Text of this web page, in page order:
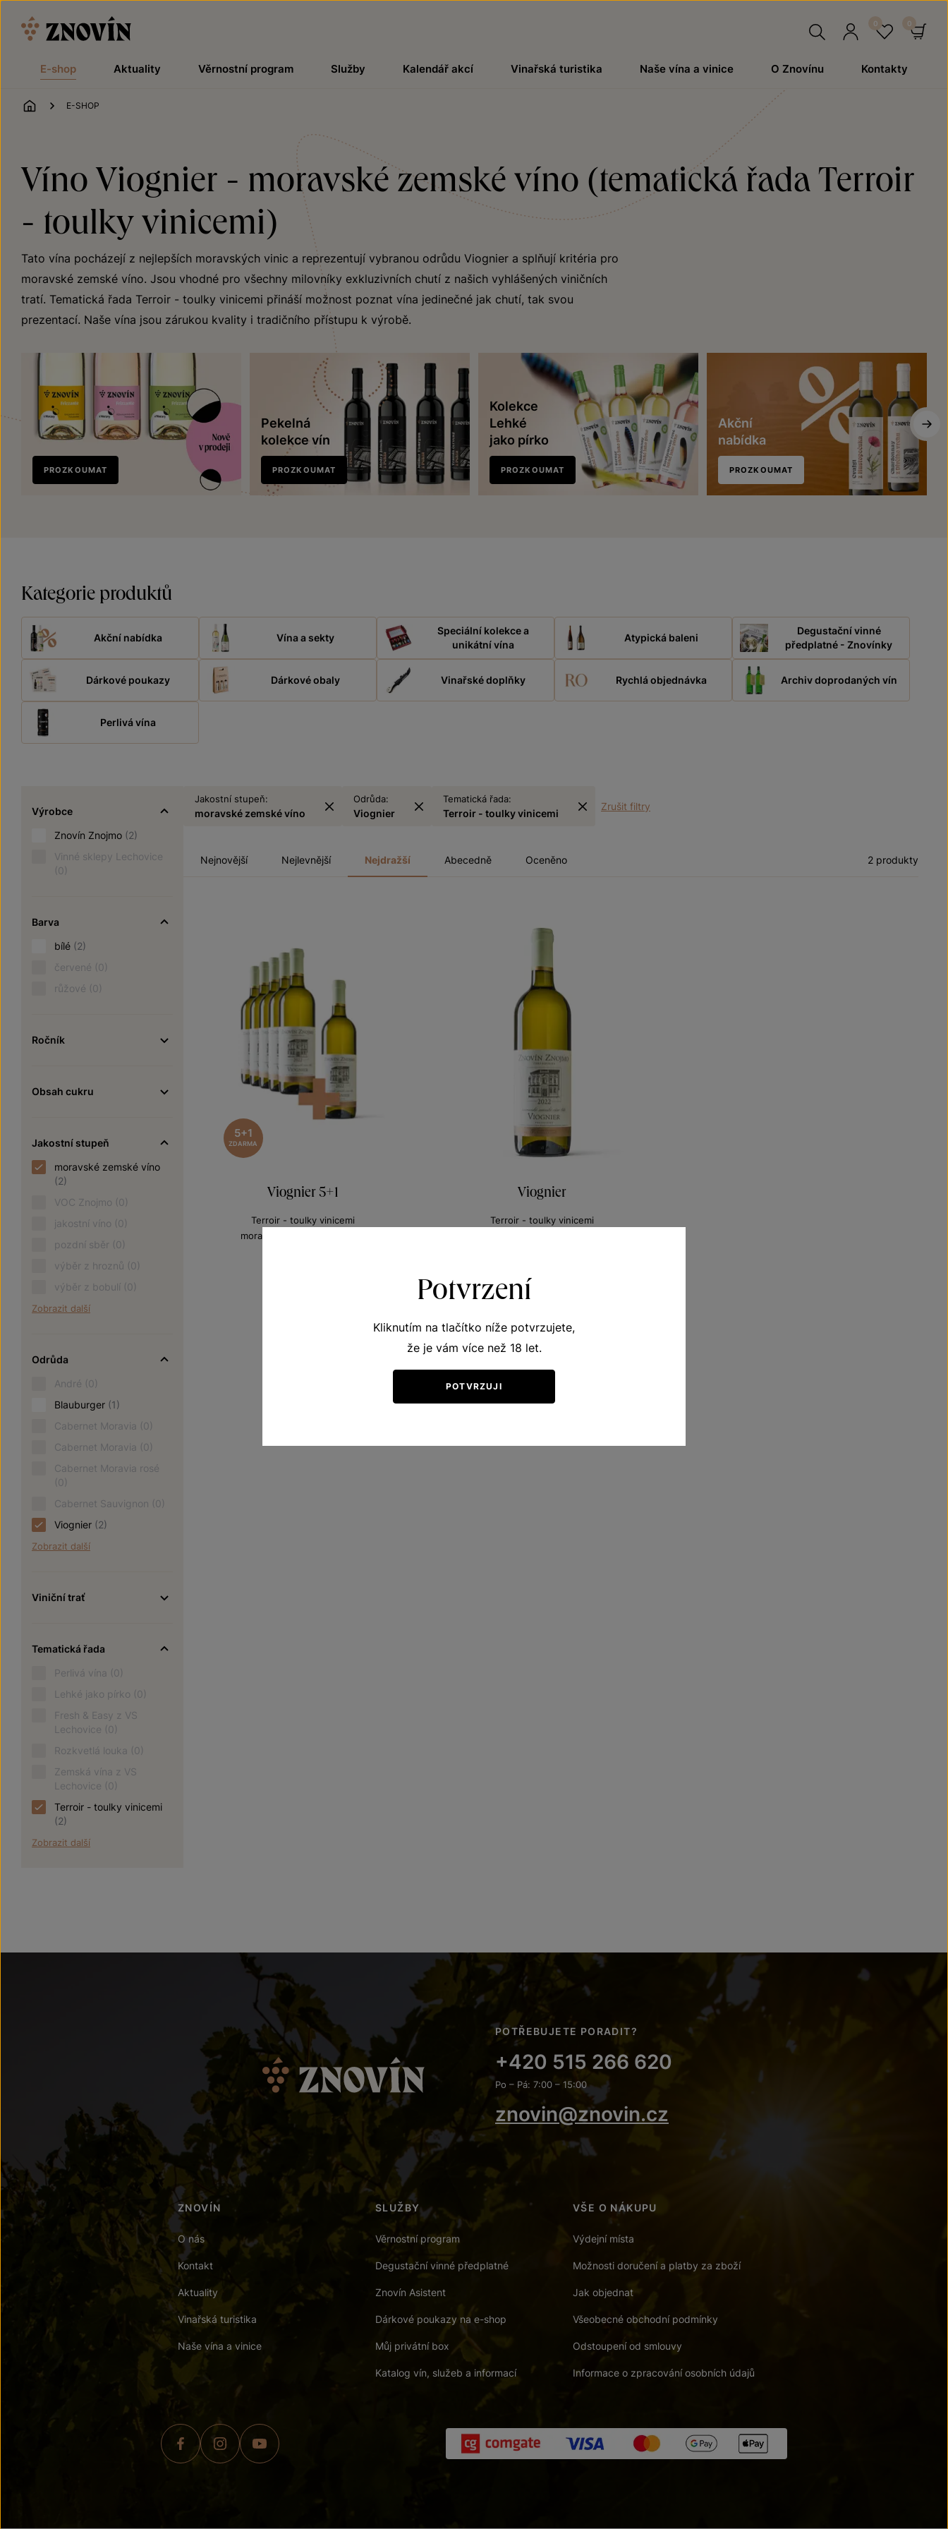
E-shop Aktuality Věrnostní program Služby Kalendář akcí Vinařská turistika Naše vína a vinice O Znovínu Kontakty
ÚVOD
E-SHOP
Víno Viognier - moravské zemské víno (tematická řada Terroir
- toulky vinicemi)
Tato vína pocházejí z nejlepších moravských vinic a reprezentují vybranou odrůdu Viognier a splňují kritéria pro
moravské zemské víno. Jsou vhodné pro všechny milovníky exkluzivních chutí z našich vyhlášených viničních
tratí. Tematická řada Terroir - toulky vinicemi přináší možnost poznat vína jedinečné jak chutí, tak svou
prezentací. Naše vína jsou zárukou kvality i tradičního přístupu k výrobě.
Nově
v prodeji
PROZKOUMAT
Pekelná
kolekce vín
PROZKOUMAT
Kolekce
Lehké
jako pírko
PROZKOUMAT
Akční
nabídka
PROZKOUMAT
Kategorie produktů
Akční nabídka Vína a sekty
Speciální kolekce a
unikátní vína
Atypická baleni
Degustační vinné
předplatné - Znovínky
Dárkové poukazy Dárkové obaly Vinařské doplňky Rychlá objednávka Archiv doprodaných vín
Perlivá vína
Výrobce
Znovín Znojmo (2)
Vinné sklepy Lechovice
(0)
Barva
bílé (2)
červené (0)
růžové (0)
Ročník
Obsah cukru
Jakostní stupeň
moravské zemské víno
(2)
VOC Znojmo (0)
jakostní víno (0)
pozdní sběr (0)
výběr z hroznů (0)
výběr z bobulí (0)
Zobrazit další
Odrůda
André (0)
Blauburger (1)
Cabernet Moravia (0)
Cabernet Moravia (0)
Cabernet Moravia rosé
(0)
Cabernet Sauvignon (0)
Viognier (2)
Zobrazit další
Viniční trať
Tematická řada
Perlivá vína (0)
Lehké jako pírko (0)
Fresh & Easy z VS
Lechovice (0)
Rozkvetlá louka (0)
Zemská vína z VS
Lechovice (0)
Terroir - toulky vinicemi
(2)
Zobrazit další
Jakostní stupeň:
moravské zemské víno
Odrůda:
Viognier
Tematická řada:
Terroir - toulky vinicemi
Zrušit filtry
Nejnovější Nejlevnější Nejdražší Abecedně Oceněno 2 produkty
5+1
ZDARMA
Viognier 5+1
Terroir - toulky vinicemi
moravské zemské víno 2022
Viognier
Terroir - toulky vinicemi
POTŘEBUJETE PORADIT?
+420 515 266 620
Po – Pá: 7:00 – 15:00
znovin@znovin.cz
ZNOVÍN
O nás
Kontakt
Aktuality
Vinařská turistika
Naše vína a vinice
SLUŽBY
Věrnostní program
Degustační vinné předplatné
Znovín Asistent
Dárkové poukazy na e-shop
Můj privátní box
Katalog vín, služeb a informací
VŠE O NÁKUPU
Výdejní místa
Možnosti doručení a platby za zboží
Jak objednat
Všeobecné obchodní podmínky
Odstoupení od smlouvy
Informace o zpracování osobních údajů
Potvrzení
Kliknutím na tlačítko níže potvrzujete,
že je vám více než 18 let.
POTVRZUJI